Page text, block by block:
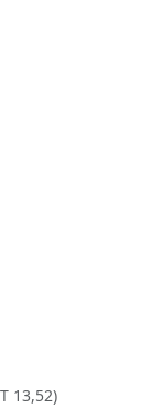
13,52)